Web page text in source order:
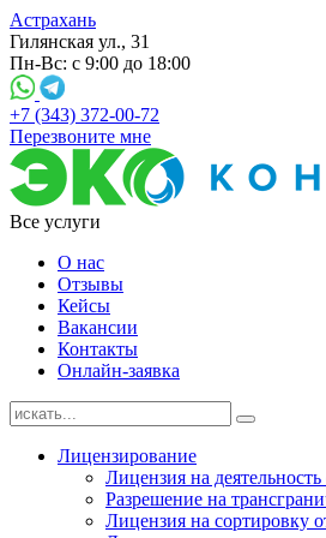
Астрахань
Гилянская ул., 31
Пн-Вс: с 9:00 до 18:00
+7 (343) 372-00-72
Перезвоните мне
Все услуги
О нас
Отзывы
Кейсы
Вакансии
Контакты
Онлайн-заявка
Лицензирование
Лицензия на
Разрешение на
Лицензия на сортировку